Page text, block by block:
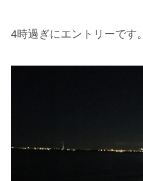
4時過ぎにエントリーです。